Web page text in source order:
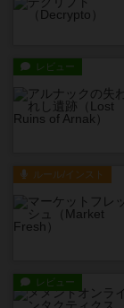
レビュー
ルール/インスト
レビュー